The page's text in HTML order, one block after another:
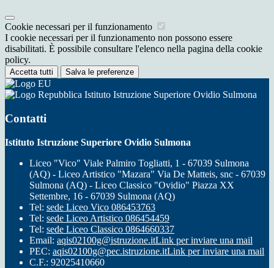
Cookie necessari per il funzionamento
I cookie necessari per il funzionamento non possono essere
disabilitati. È possibile consultare l'elenco nella pagina della cookie
policy.
Accetta tutti Salva le preferenze
Istituto Istruzione Superiore Ovidio Sulmona
Contatti
Istituto Istruzione Superiore Ovidio Sulmona
Liceo "Vico" Viale Palmiro Togliatti, 1 - 67039 Sulmona
(AQ) - Liceo Artistico "Mazara" Via De Matteis, snc - 67039
Sulmona (AQ) - Liceo Classico "Ovidio" Piazza XX
Settembre, 16 - 67039 Sulmona (AQ)
Tel: sede Liceo Vico 086453763
Tel: sede Liceo Artistico 086454459
Tel: sede Liceo Classico 0864660337
Email: aqis02100g@istruzione.itLink per inviare una mail
PEC: aqis02100g@pec.istruzione.itLink per inviare una mail
C.F.: 92025410660